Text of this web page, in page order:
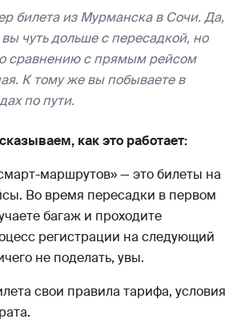
билета из Мурманска в Сочи. Да,
чуть дольше с пересадкой, но
сравнению с прямым рейсом
К тому же вы побываете в
по пути.
как это работает:
маршрутов» — это билеты на
Во время пересадки в первом
багаж и проходите
регистрации на следующий
не поделать, увы.
свои правила тарифа, условия